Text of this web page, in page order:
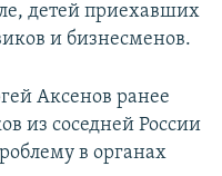
детей приехавших
и бизнесменов.
Аксенов ранее
из соседней России
в органах